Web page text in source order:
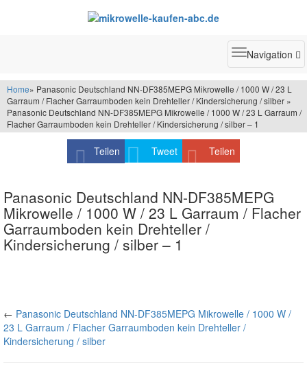
Toggle
Navigation
Home» Panasonic Deutschland NN-DF385MEPG Mikrowelle / 1000 W / 23 L
Garraum / Flacher Garraumboden kein Drehteller / Kindersicherung / silber »
Panasonic Deutschland NN-DF385MEPG Mikrowelle / 1000 W / 23 L Garraum /
Flacher Garraumboden kein Drehteller / Kindersicherung / silber – 1
Teilen Tweet Teilen
Panasonic Deutschland NN-DF385MEPG
Mikrowelle / 1000 W / 23 L Garraum / Flacher
Garraumboden kein Drehteller /
Kindersicherung / silber – 1
← Panasonic Deutschland NN-DF385MEPG Mikrowelle / 1000 W /
23 L Garraum / Flacher Garraumboden kein Drehteller /
Kindersicherung / silber